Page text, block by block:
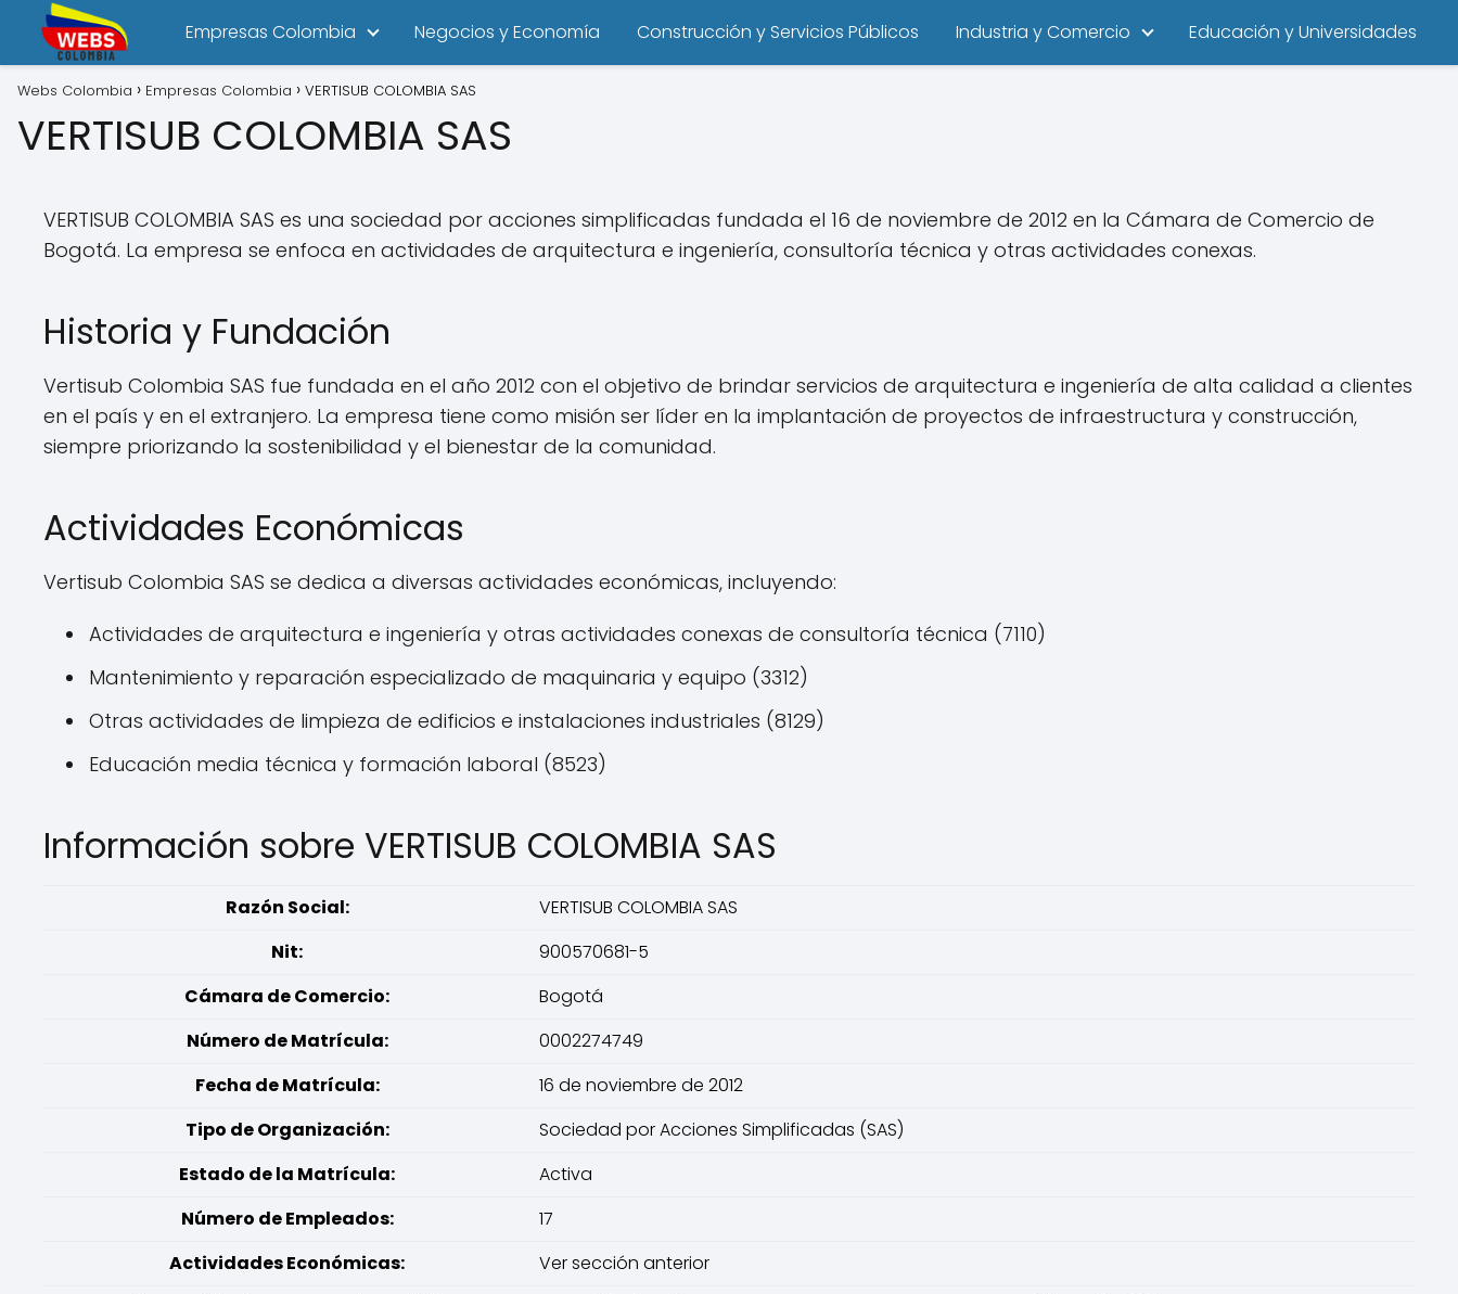
Empresas Colombia Negocios y Economía Construcción y Servicios Públicos Industria y Comercio Educación y Universidades
Webs Colombia Empresas Colombia VERTISUB COLOMBIA SAS
VERTISUB COLOMBIA SAS
VERTISUB COLOMBIA SAS es una sociedad por acciones simplificadas fundada el 16 de noviembre de 2012 en la Cámara de Comercio de
Bogotá. La empresa se enfoca en actividades de arquitectura e ingeniería, consultoría técnica y otras actividades conexas.
Historia y Fundación
Vertisub Colombia SAS fue fundada en el año 2012 con el objetivo de brindar servicios de arquitectura e ingeniería de alta calidad a clientes
en el país y en el extranjero. La empresa tiene como misión ser líder en la implantación de proyectos de infraestructura y construcción,
siempre priorizando la sostenibilidad y el bienestar de la comunidad.
Actividades Económicas
Vertisub Colombia SAS se dedica a diversas actividades económicas, incluyendo:
Actividades de arquitectura e ingeniería y otras actividades conexas de consultoría técnica (7110)
Mantenimiento y reparación especializado de maquinaria y equipo (3312)
Otras actividades de limpieza de edificios e instalaciones industriales (8129)
Educación media técnica y formación laboral (8523)
Información sobre VERTISUB COLOMBIA SAS
Razón Social:
VERTISUB COLOMBIA SAS
Nit:
900570681-5
Cámara de Comercio:
Bogotá
Número de Matrícula:
0002274749
Fecha de Matrícula:
16 de noviembre de 2012
Tipo de Organización:
Sociedad por Acciones Simplificadas (SAS)
Estado de la Matrícula:
Activa
Número de Empleados:
17
Actividades Económicas:
Ver sección anterior